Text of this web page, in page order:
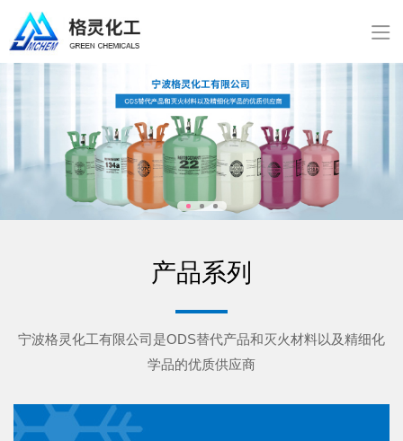
产品系列
宁波格灵化工有限公司是ODS替代产品和灭火材料以及精细化
学品的优质供应商